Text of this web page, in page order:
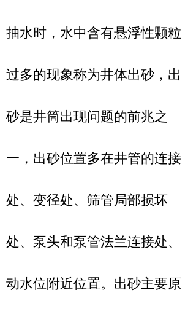
抽水时，水中含有悬浮性颗粒
过多的现象称为井体出砂，出
砂是井筒出现问题的前兆之
一，出砂位置多在井管的连接
处、变径处、筛管局部损坏
处、泵头和泵管法兰连接处、
动水位附近位置。出砂主要原